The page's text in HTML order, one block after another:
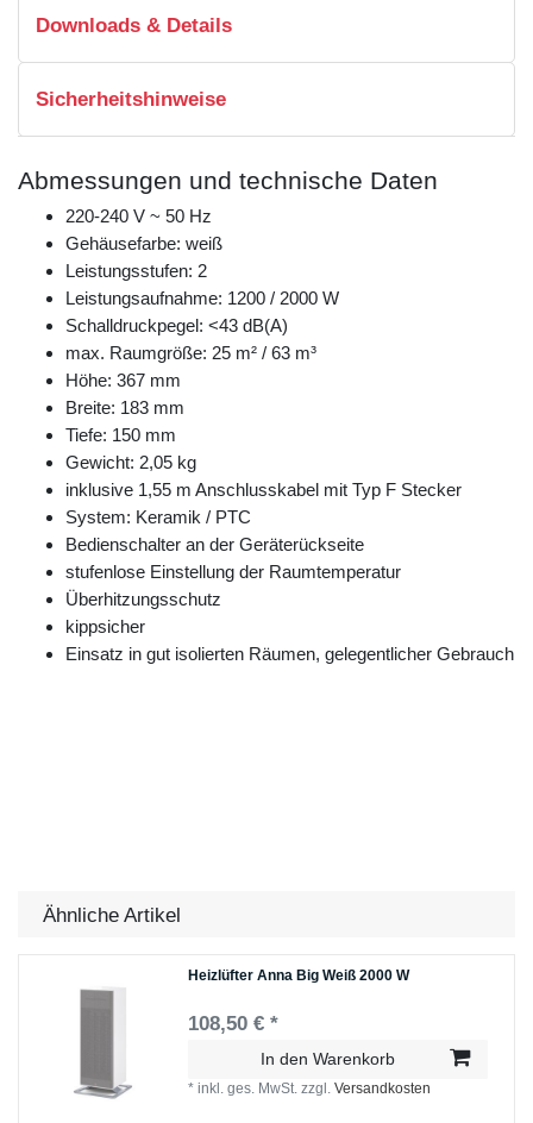
Downloads & Details
Sicherheitshinweise
Abmessungen und technische Daten
220-240 V ~ 50 Hz
Gehäusefarbe: weiß
Leistungsstufen: 2
Leistungsaufnahme: 1200 / 2000 W
Schalldruckpegel: <43 dB(A)
max. Raumgröße: 25 m² / 63 m³
Höhe: 367 mm
Breite: 183 mm
Tiefe: 150 mm
Gewicht: 2,05 kg
inklusive 1,55 m Anschlusskabel mit Typ F Stecker
System: Keramik / PTC
Bedienschalter an der Geräterückseite
stufenlose Einstellung der Raumtemperatur
Überhitzungsschutz
kippsicher
Einsatz in gut isolierten Räumen, gelegentlicher Gebrauch
Ähnliche Artikel
Heizlüfter Anna Big Weiß 2000 W
108,50 € *
In den Warenkorb
*inkl. ges. MwSt. zzgl.Versandkosten